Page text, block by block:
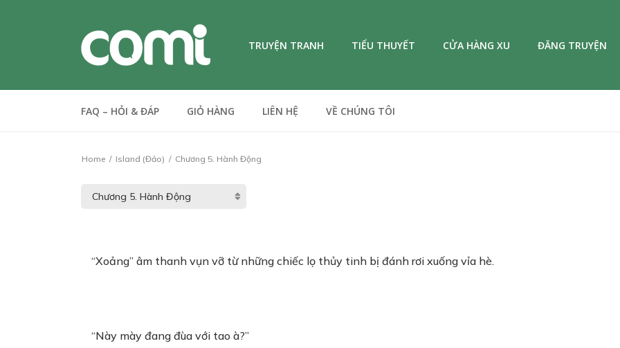
TRUYỆN TRANH TIỂU THUYẾT CỬA HÀNG XU ĐĂNG TRUYỆN
FAQ – HỎI & ĐÁP GIỎ HÀNG LIÊN HỆ VỀ CHÚNG TÔI
Home Island (Đảo) Chương 5. Hành Động
“Xoảng” âm thanh vụn vỡ từ những chiếc lọ thủy tinh bị đánh rơi xuống vỉa hè.
“Này mày đang đùa với tao à?”